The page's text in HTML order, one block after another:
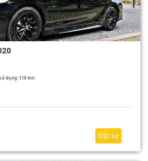
dụng:118 km
Đặt xe